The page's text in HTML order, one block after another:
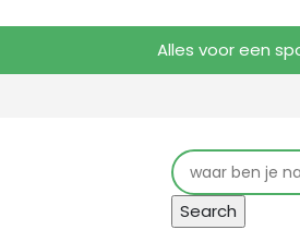
Alles voor een
Search